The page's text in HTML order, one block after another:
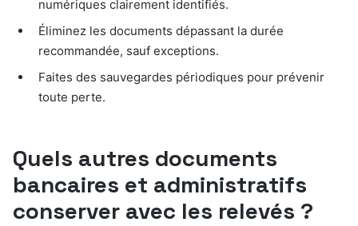
numériques clairement identifiés.
Éliminez les documents dépassant la durée
recommandée, sauf exceptions.
Faites des sauvegardes périodiques pour prévenir
toute perte.
Quels autres documents
bancaires et administratifs
conserver avec les relevés ?